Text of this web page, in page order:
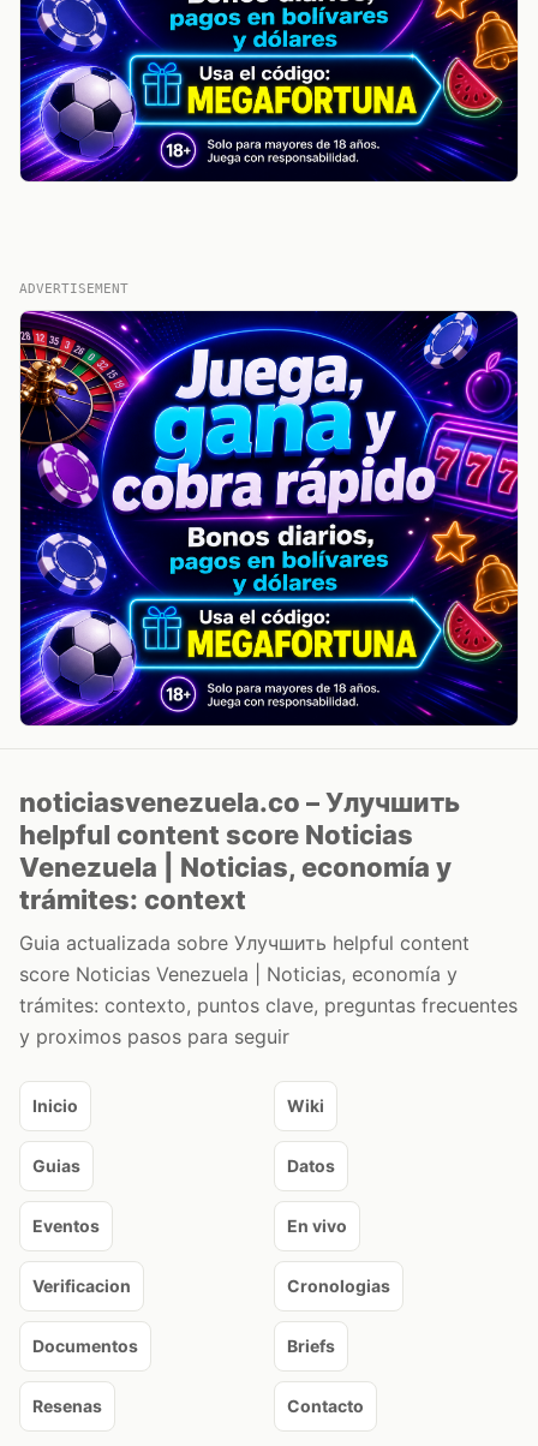
ADVERTISEMENT
noticiasvenezuela.co – Улучшить
helpful content score Noticias
Venezuela | Noticias, economía y
trámites: context
Guia actualizada sobre Улучшить helpful content
score Noticias Venezuela | Noticias, economía y
trámites: contexto, puntos clave, preguntas frecuentes
y proximos pasos para seguir
Inicio Wiki
Guias Datos
Eventos En vivo
Verificacion Cronologias
Documentos Briefs
Resenas Contacto